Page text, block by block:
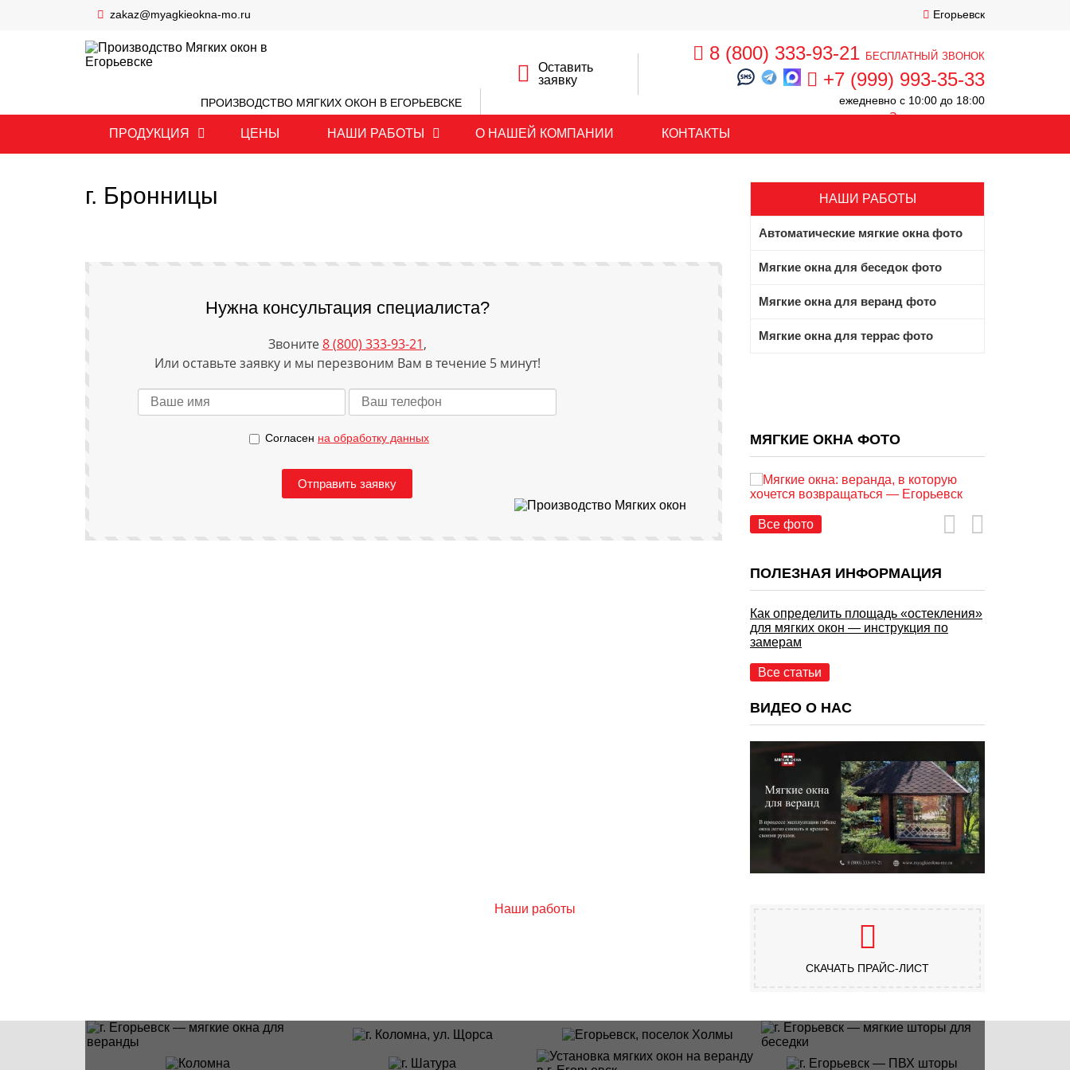
zakaz@myagkieokna-mo.ru Егорьевск
8 (800) 333-93-21 бесплатный звонок
+7 (999) 993-35-33
ежедневно с 10:00 до 18:00
Заказать звонок
Оставить
заявку
ПРОИЗВОДСТВО МЯГКИХ ОКОН В ЕГОРЬЕВСКЕ
ПРОДУКЦИЯ ЦЕНЫ НАШИ РАБОТЫ О НАШЕЙ КОМПАНИИ КОНТАКТЫ
НАШИ РАБОТЫ
Автоматические мягкие окна фото
Мягкие окна для беседок фото
Мягкие окна для веранд фото
Мягкие окна для террас фото
МЯГКИЕ ОКНА ФОТО
Все фото
ПОЛЕЗНАЯ ИНФОРМАЦИЯ
Как определить площадь «остекления»
для мягких окон — инструкция по
замерам
Все статьи
ВИДЕО О НАС
СКАЧАТЬ ПРАЙС-ЛИСТ
г. Бронницы
Нужна консультация специалиста?
Звоните8 (800) 333-93-21,
Или оставьте заявку и мы перезвоним Вам в течение 5 минут!
Согласен на обработку данных
Наши работы